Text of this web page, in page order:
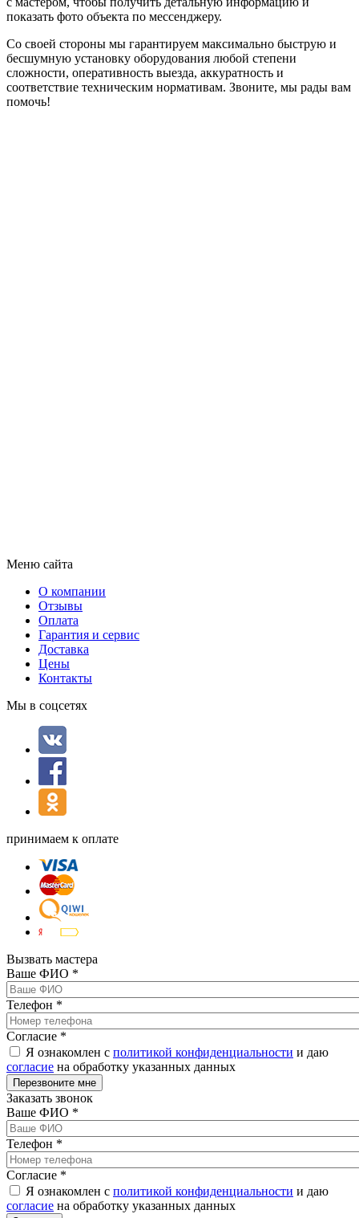
показать фото объекта по мессенджеру.
Со своей стороны мы гарантируем максимально быструю и
бесшумную установку оборудования любой степени
сложности, оперативность выезда, аккуратность и
соответствие техническим нормативам. Звоните, мы рады вам
помочь!
Меню сайта
О компании
Отзывы
Оплата
Гарантия и сервис
Доставка
Цены
Контакты
Мы в соцсетях
принимаем к оплате
Вызвать мастера
Ваше ФИО *
Телефон *
Согласие *
Я ознакомлен с политикой конфиденциальности и даю
согласие на обработку указанных данных
Заказать звонок
Ваше ФИО *
Телефон *
Согласие *
Я ознакомлен с политикой конфиденциальности и даю
согласие на обработку указанных данных